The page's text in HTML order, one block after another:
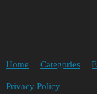
Home Categories
Privacy Policy